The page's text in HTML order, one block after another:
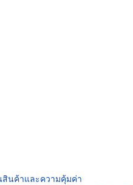
นค้าและความคุ้มค่า